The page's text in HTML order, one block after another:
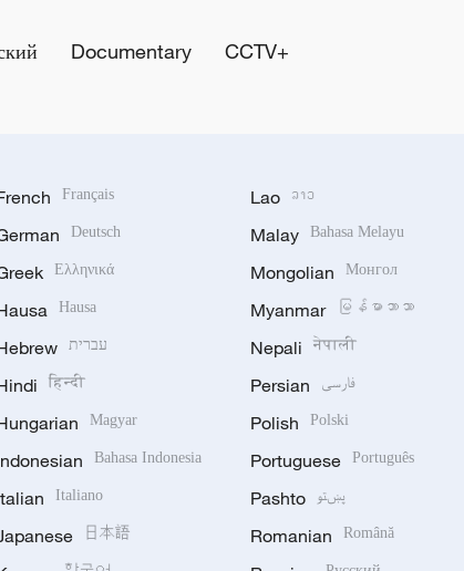
Documentary CCTV+
Français
Deutsch
Ελληνικά
Hausa
עברית
हिन्दी
Magyar
Bahasa Indonesia
Italiano
日本語
Lao ລາວ
Malay Bahasa Melayu
Mongolian Монгол
Myanmar မြန်မာဘာသာ
Nepali नेपाली
Persian فارسی
Polish Polski
Portuguese Português
Pashto پښتو
Romanian Română